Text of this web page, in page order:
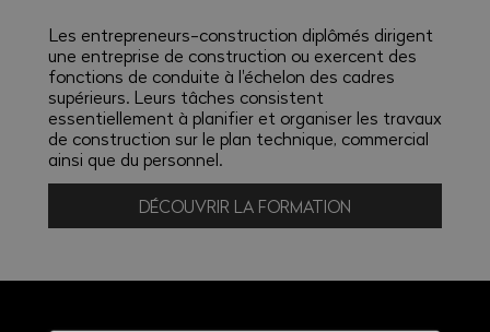
Les entrepreneurs-construction diplômés dirigent
une entreprise de construction ou exercent des
fonctions de conduite à l'échelon des cadres
supérieurs. Leurs tâches consistent
essentiellement à planifier et organiser les travaux
de construction sur le plan technique, commercial
ainsi que du personnel.
DÉCOUVRIR LA FORMATION